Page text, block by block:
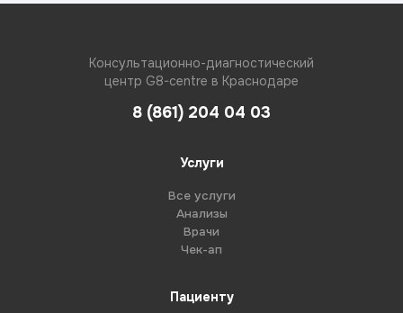
Консультационно-диагностический
центр G8-centre в Краснодаре
8 (861) 204 04 03
Услуги
Все услуги
Анализы
Врачи
Чек-ап
Пациенту